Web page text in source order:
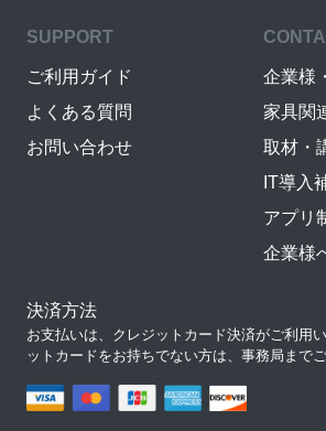
SUPPORT
ご利用ガイド
よくある質問
お問い合わせ
企業様
家具関
取材・
IT導入
アプリ
企業様
決済方法
お支払いは、クレジットカード決済がご利用
ットカードをお持ちでない方は、事務局まで